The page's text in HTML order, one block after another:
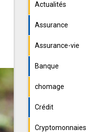
Actualités
Assurance
Assurance-vie
Banque
chomage
Crédit
Cryptomonnaies